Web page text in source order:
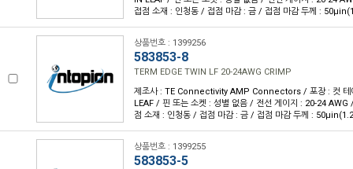
접점 소재 : 인청동 / 접점 마감 : 금 / 접점 마감 두께 :
상품번호 : 1399256
583853-8
TERM EDGE TWIN LF 20-24AWG CRIMP
제조사 : TE Connectivity AMP Connectors / 포장 : 컷 테
LEAF / 핀 또는 소켓 : 성별 없음 / 전선 게이지 : 20-24
점 소재 : 인청동 / 접점 마감 : 금 / 접점 마감 두께 :
상품번호 : 1399255
583853-5